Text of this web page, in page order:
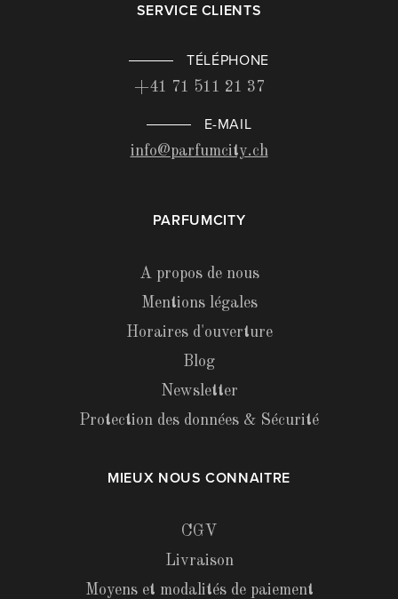
SERVICE CLIENTS
TÉLÉPHONE
+41 71 511 21 37
E-MAIL
info@parfumcity.ch
PARFUMCITY
A propos de nous
Mentions légales
Horaires d'ouverture
Blog
Newsletter
Protection des données & Sécurité
MIEUX NOUS CONNAITRE
CGV
Livraison
Moyens et modalités de paiement